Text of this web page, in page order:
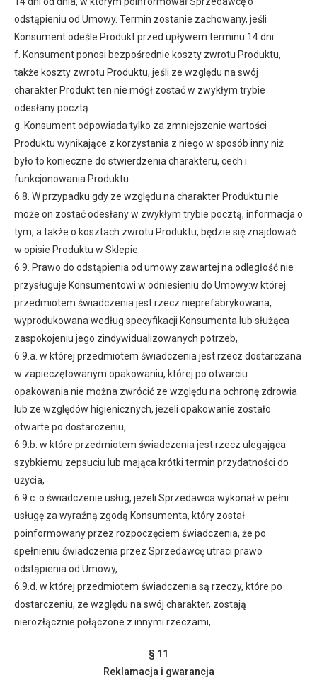
odstąpieniu od Umowy. Termin zostanie zachowany, jeśli
Konsument odeśle Produkt przed upływem terminu 14 dni.
f. Konsument ponosi bezpośrednie koszty zwrotu Produktu,
także koszty zwrotu Produktu, jeśli ze względu na swój
charakter Produkt ten nie mógł zostać w zwykłym trybie
odesłany pocztą.
g. Konsument odpowiada tylko za zmniejszenie wartości
Produktu wynikające z korzystania z niego w sposób inny niż
było to konieczne do stwierdzenia charakteru, cech i
funkcjonowania Produktu.
6.8. W przypadku gdy ze względu na charakter Produktu nie
może on zostać odesłany w zwykłym trybie pocztą, informacja o
tym, a także o kosztach zwrotu Produktu, będzie się znajdować
w opisie Produktu w Sklepie.
6.9. Prawo do odstąpienia od umowy zawartej na odległość nie
przysługuje Konsumentowi w odniesieniu do Umowy:w której
przedmiotem świadczenia jest rzecz nieprefabrykowana,
wyprodukowana według specyfikacji Konsumenta lub służąca
zaspokojeniu jego zindywidualizowanych potrzeb,
6.9.a. w której przedmiotem świadczenia jest rzecz dostarczana
w zapieczętowanym opakowaniu, której po otwarciu
opakowania nie można zwrócić ze względu na ochronę zdrowia
lub ze względów higienicznych, jeżeli opakowanie zostało
otwarte po dostarczeniu,
6.9.b. w które przedmiotem świadczenia jest rzecz ulegająca
szybkiemu zepsuciu lub mająca krótki termin przydatności do
użycia,
6.9.c. o świadczenie usług, jeżeli Sprzedawca wykonał w pełni
usługę za wyraźną zgodą Konsumenta, który został
poinformowany przez rozpoczęciem świadczenia, że po
spełnieniu świadczenia przez Sprzedawcę utraci prawo
odstąpienia od Umowy,
6.9.d. w której przedmiotem świadczenia są rzeczy, które po
dostarczeniu, ze względu na swój charakter, zostają
nierozłącznie połączone z innymi rzeczami,
§ 11
Reklamacja i gwarancja